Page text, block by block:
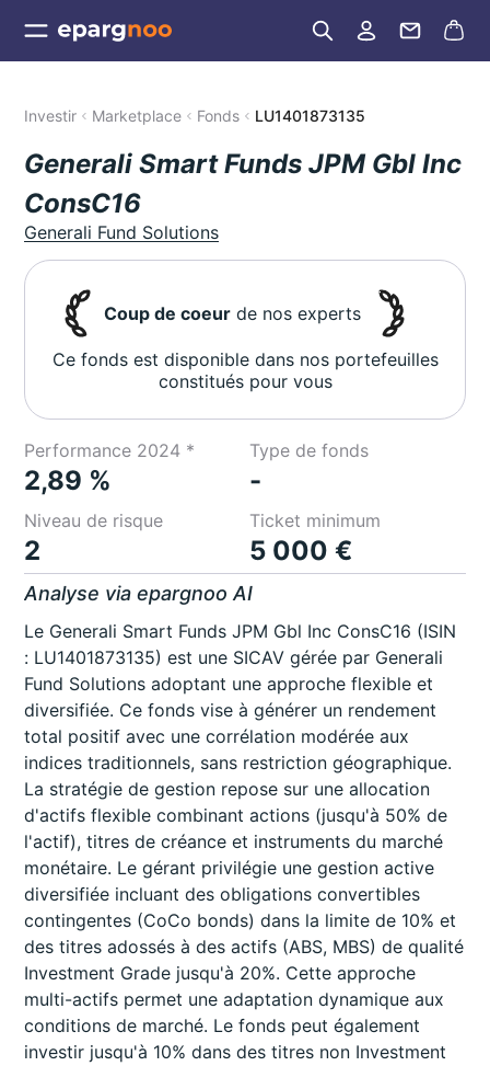
Investir Marketplace Fonds LU1401873135
Generali Smart Funds JPM Gbl Inc
ConsC16
Generali Fund Solutions
Coup de coeur de nos experts
Ce fonds est disponible dans nos portefeuilles
constitués pour vous
Performance 2024 *
2,89 %
Type de fonds
-
Niveau de risque
2
Ticket minimum
5 000 €
Analyse via epargnoo AI
Le Generali Smart Funds JPM Gbl Inc ConsC16 (ISIN
: LU1401873135) est une SICAV gérée par Generali
Fund Solutions adoptant une approche flexible et
diversifiée. Ce fonds vise à générer un rendement
total positif avec une corrélation modérée aux
indices traditionnels, sans restriction géographique.
La stratégie de gestion repose sur une allocation
d'actifs flexible combinant actions (jusqu'à 50% de
l'actif), titres de créance et instruments du marché
monétaire. Le gérant privilégie une gestion active
diversifiée incluant des obligations convertibles
contingentes (CoCo bonds) dans la limite de 10% et
des titres adossés à des actifs (ABS, MBS) de qualité
Investment Grade jusqu'à 20%. Cette approche
multi-actifs permet une adaptation dynamique aux
conditions de marché. Le fonds peut également
investir jusqu'à 10% dans des titres non Investment